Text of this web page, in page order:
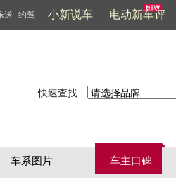
送 约驾 小新说车 电动新车评
快速查找
车系图片 车主口碑